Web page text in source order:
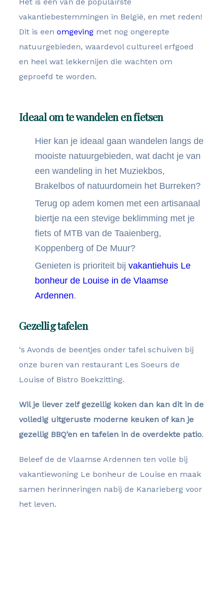
vakantiebestemmingen in België, en met reden!
Dit is een omgeving met nog ongerepte
natuurgebieden, waardevol cultureel erfgoed
en heel wat lekkernijen die wachten om
geproefd te worden.
Ideaal om te wandelen en fietsen
Hier kan je ideaal gaan wandelen langs de
mooiste natuurgebieden, wat dacht je van
een wandeling in het Muziekbos,
Brakelbos of natuurdomein het Burreken?
Terug op adem komen met een artisanaal
biertje na een stevige beklimming met je
fiets of MTB van de Taaienberg,
Koppenberg of De Muur?
Genieten is prioriteit bij vakantiehuis Le
bonheur de Louise in de Vlaamse
Ardennen.
Gezellig tafelen
‘s Avonds de beentjes onder tafel schuiven bij
onze buren van restaurant Les Soeurs de
Louise of Bistro Boekzitting.
Wil je liever zelf gezellig koken dan kan dit in de
volledig uitgeruste moderne keuken of kan je
gezellig BBQ’en en tafelen in de overdekte patio.
Beleef de de Vlaamse Ardennen ten volle bij
vakantiewoning Le bonheur de Louise en maak
samen herinneringen nabij de Kanarieberg voor
het leven.